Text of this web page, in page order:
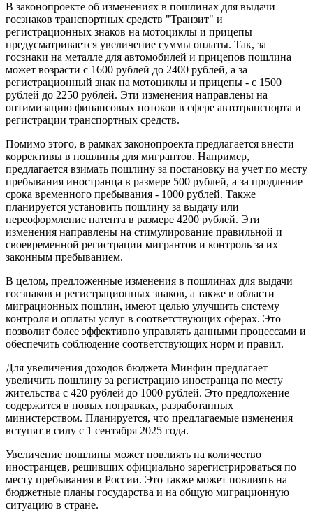
В законопроекте об изменениях в пошлинах для выдачи
госзнаков транспортных средств "Транзит" и
регистрационных знаков на мотоциклы и прицепы
предусматривается увеличение суммы оплаты. Так, за
госзнаки на металле для автомобилей и прицепов пошлина
может возрасти с 1600 рублей до 2400 рублей, а за
регистрационный знак на мотоциклы и прицепы - с 1500
рублей до 2250 рублей. Эти изменения направлены на
оптимизацию финансовых потоков в сфере автотранспорта и
регистрации транспортных средств.
Помимо этого, в рамках законопроекта предлагается внести
коррективы в пошлины для мигрантов. Например,
предлагается взимать пошлину за постановку на учет по месту
пребывания иностранца в размере 500 рублей, а за продление
срока временного пребывания - 1000 рублей. Также
планируется установить пошлину за выдачу или
переоформление патента в размере 4200 рублей. Эти
изменения направлены на стимулирование правильной и
своевременной регистрации мигрантов и контроль за их
законным пребыванием.
В целом, предложенные изменения в пошлинах для выдачи
госзнаков и регистрационных знаков, а также в области
миграционных пошлин, имеют целью улучшить систему
контроля и оплаты услуг в соответствующих сферах. Это
позволит более эффективно управлять данными процессами и
обеспечить соблюдение соответствующих норм и правил.
Для увеличения доходов бюджета Минфин предлагает
увеличить пошлину за регистрацию иностранца по месту
жительства с 420 рублей до 1000 рублей. Это предложение
содержится в новых поправках, разработанных
министерством. Планируется, что предлагаемые изменения
вступят в силу с 1 сентября 2025 года.
Увеличение пошлины может повлиять на количество
иностранцев, решивших официально зарегистрироваться по
месту пребывания в России. Это также может повлиять на
бюджетные планы государства и на общую миграционную
ситуацию в стране.